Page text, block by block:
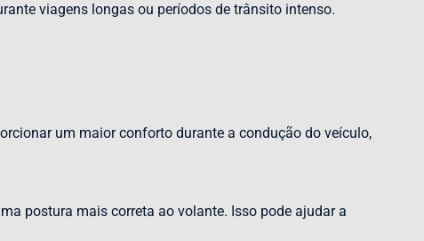
viagens longas ou períodos de trânsito intenso.
um maior conforto durante a condução do veículo,
postura mais correta ao volante. Isso pode ajudar a